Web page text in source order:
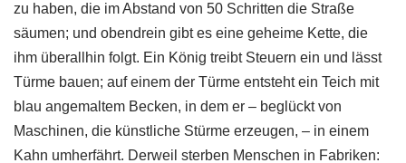
zu haben, die im Abstand von 50 Schritten die Straße
säumen; und obendrein gibt es eine geheime Kette, die
ihm überallhin folgt. Ein König treibt Steuern ein und lässt
Türme bauen; auf einem der Türme entsteht ein Teich mit
blau angemaltem Becken, in dem er – beglückt von
Maschinen, die künstliche Stürme erzeugen, – in einem
Kahn umherfährt. Derweil sterben Menschen in Fabriken: